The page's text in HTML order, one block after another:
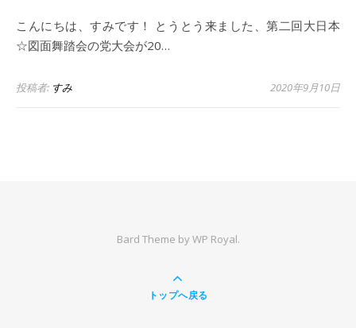
こんにちは、すみです！ とうとう来ました、第二回大日本
☆図面舞踏会の党大会が20…
投稿者: すみ 2020年9月10日
Bard Theme byWP Royal.
トップへ戻る